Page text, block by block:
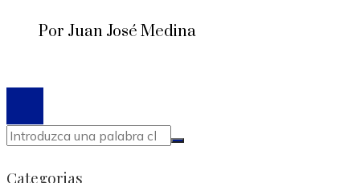
Por Juan José Medina
Categorias